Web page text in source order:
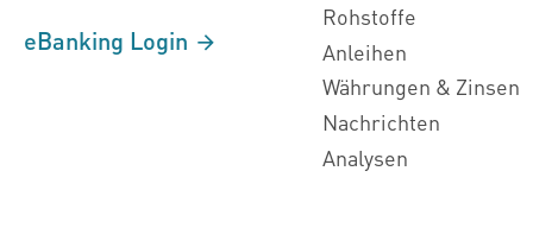
eBanking Login
Rohstoffe
Anleihen
Währungen & Zinsen
Nachrichten
Analysen